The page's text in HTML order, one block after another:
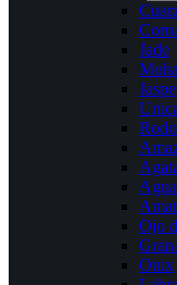
Jade
Jaspe
Ojo
Onix